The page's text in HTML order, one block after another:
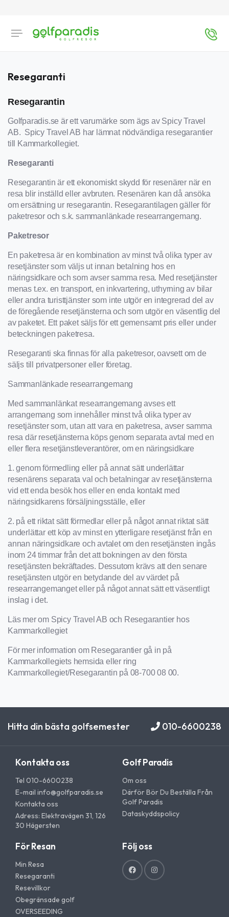
Resegaranti
Resegarantin
Golfparadis.se är ett varumärke som ägs av Spicy Travel
AB. Spicy Travel AB har lämnat nödvändiga resegarantier
till Kammarkollegiet.
Resegaranti
Resegarantin är ett ekonomiskt skydd för resenärer när en
resa blir inställd eller avbruten. Resenären kan då ansöka
om ersättning ur resegarantin. Resegarantilagen gäller för
paketresor och s.k. sammanlänkade researrangemang.
Paketresor
En paketresa är en kombination av minst två olika typer av
resetjänster som väljs ut innan betalning hos en
näringsidkare och som avser samma resa. Med resetjänster
menas t.ex. en transport, en inkvartering, uthyrning av bilar
eller andra turisttjänster som inte utgör en integrerad del av
de föregående resetjänsterna och som utgör en väsentlig del
av paketet. Ett paket säljs för ett gemensamt pris eller under
beteckningen paketresa.
Resegaranti ska finnas för alla paketresor, oavsett om de
säljs till privatpersoner eller företag.
Sammanlänkade researrangemang
Med sammanlänkat researrangemang avses ett
arrangemang som innehåller minst två olika typer av
resetjänster som, utan att vara en paketresa, avser samma
resa där resetjänsterna köps genom separata avtal med en
eller flera resetjänstleverantörer, om en näringsidkare
1. genom förmedling eller på annat sätt underlättar
resenärens separata val och betalningar av resetjänsterna
vid ett enda besök hos eller en enda kontakt med
näringsidkarens försäljningsställe, eller
2. på ett riktat sätt förmedlar eller på något annat riktat sätt
underlättar ett köp av minst en ytterligare resetjänst från en
annan näringsidkare och avtalet om den resetjänsten ingås
inom 24 timmar från det att bokningen av den första
resetjänsten bekräftades. Dessutom krävs att den senare
resetjänsten utgör en betydande del av värdet på
researrangemanget eller på något annat sätt ett väsentligt
inslag i det.
Läs mer om Spicy Travel AB och Resegarantier hos
Kammarkollegiet
För mer information om Resegarantier gå in på
Kammarkollegiets hemsida eller ring
Kammarkollegiet/Resegarantin på 08-700 08 00.
Hitta din bästa golfsemester 010-6600238
Kontakta oss
Tel 010-6600238
E-mail info@golfparadis.se
Kontakta oss
Adress: Elektravägen 31, 126
30 Hägersten
Golf Paradis
Om oss
Därför Bör Du Beställa Från
Golf Paradis
Dataskyddspolicy
För Resan
Min Resa
Resegaranti
Resevillkor
Obegränsade golf
OVERSEEDING
Följ oss